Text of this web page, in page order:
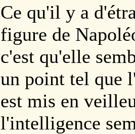
Ce qu'il y a
figure de
c'est qu'elle
un point tel que
est mis en
l'intelligence